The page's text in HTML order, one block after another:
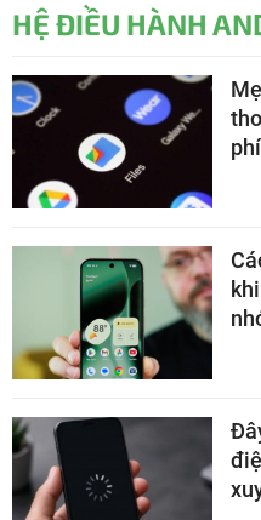
HỆ ĐIỀU HÀNH
phí